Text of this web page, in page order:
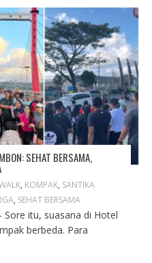
SEHAT BERSAMA,
, KOMPAK, SANTIKA
, SEHAT BERSAMA
itu, suasana di Hotel
berbeda. Para